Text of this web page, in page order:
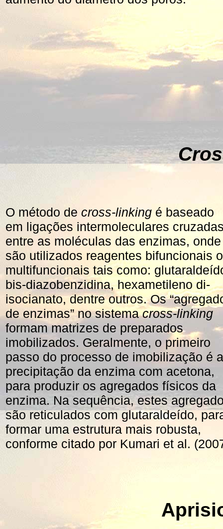
O método de cross-linking é baseado
em ligações intermoleculares
entre as moléculas das enzimas, onde
são utilizados reagentes bifuncionais
multifuncionais tais como:
bis-diazobenzidina, hexametileno di-
isocianato, dentre outros. Os
de enzimas” no sistemacross-linking
formam matrizes de preparados
imobilizados. Geralmente, o primeiro
passo do processo de imobilização é a
precipitação da enzima com acetona,
para produzir os agregados físicos da
enzima. Na sequência, estes
são reticulados com glutaraldeído,
formar uma estrutura mais robusta,
conforme citado por Kumari et al.